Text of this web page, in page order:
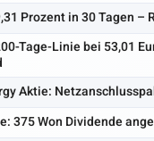
Prozent in 30 Tagen –
Tage-Linie bei 53,01
Aktie:
375 Won Dividende